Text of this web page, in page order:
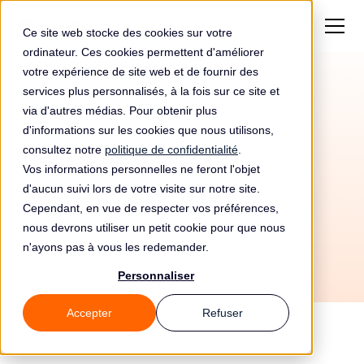
Ce site web stocke des cookies sur votre
ordinateur. Ces cookies permettent d'améliorer
votre expérience de site web et de fournir des
services plus personnalisés, à la fois sur ce site et
via d'autres médias. Pour obtenir plus
d'informations sur les cookies que nous utilisons,
consultez notre politique de confidentialité
Vos informations personnelles ne feront l'objet
d'aucun suivi lors de votre visite sur notre site.
Cependant, en vue de respecter vos préférences,
nous devrons utiliser un petit cookie pour que nous
n'ayons pas à vous les redemander.
Personnaliser
Accepter Refuser
Amende de 1000€
pour Tensa Art Design
Sa